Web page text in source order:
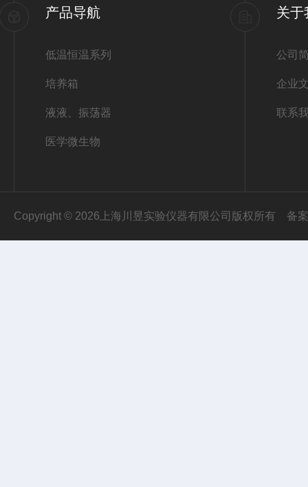
产品导航
低温恒温系列
培养箱
液液、振荡器
医学微生物
关于
公司
企业
联系
Copyright © 2026上海川昱实验仪器有限公司版权所有 备